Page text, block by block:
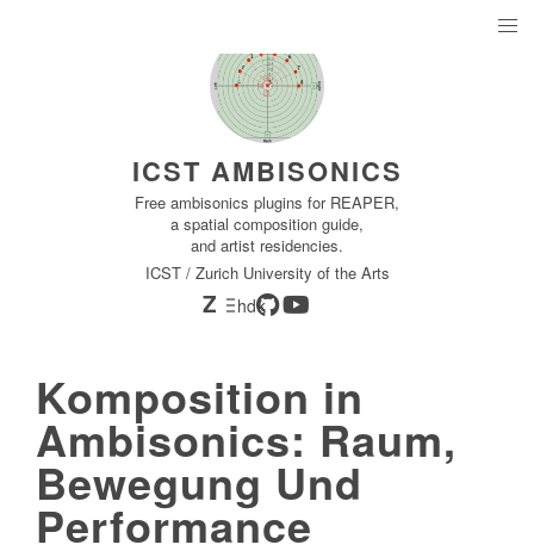
ICST AMBISONICS
Free ambisonics plugins for REAPER,
a spatial composition guide,
and artist residencies.
ICST / Zurich University of the Arts
Z hdk
Komposition in
Ambisonics: Raum,
Bewegung Und
Performance